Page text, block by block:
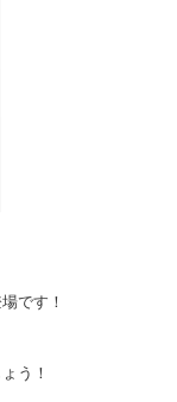
です！
う！